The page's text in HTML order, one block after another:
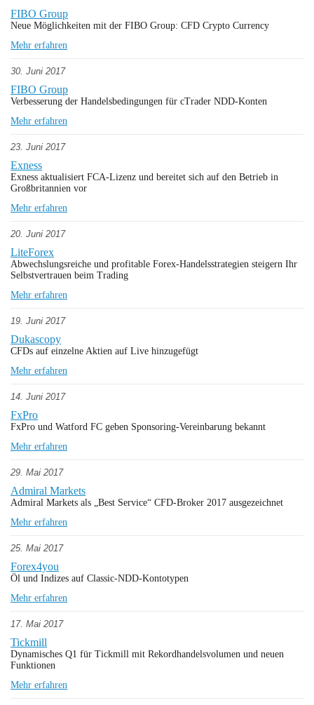
FIBO Group
Neue Möglichkeiten mit der FIBO Group: CFD Crypto Currency
Mehr erfahren
30. Juni 2017
FIBO Group
Verbesserung der Handelsbedingungen für cTrader NDD-Konten
Mehr erfahren
23. Juni 2017
Exness
Exness aktualisiert FCA-Lizenz und bereitet sich auf den Betrieb in
Großbritannien vor
Mehr erfahren
20. Juni 2017
LiteForex
Abwechslungsreiche und profitable Forex-Handelsstrategien steigern Ihr
Selbstvertrauen beim Trading
Mehr erfahren
19. Juni 2017
Dukascopy
CFDs auf einzelne Aktien auf Live hinzugefügt
Mehr erfahren
14. Juni 2017
FxPro
FxPro und Watford FC geben Sponsoring-Vereinbarung bekannt
Mehr erfahren
29. Mai 2017
Admiral Markets
Admiral Markets als „Best Service“ CFD-Broker 2017 ausgezeichnet
Mehr erfahren
25. Mai 2017
Forex4you
Öl und Indizes auf Classic-NDD-Kontotypen
Mehr erfahren
17. Mai 2017
Tickmill
Dynamisches Q1 für Tickmill mit Rekordhandelsvolumen und neuen
Funktionen
Mehr erfahren